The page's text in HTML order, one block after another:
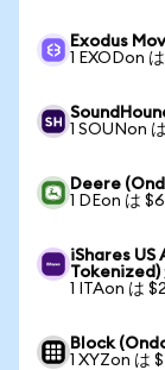
Exodus
1 EXODon
1 SOUNon
Deere
1 DEon は
iShares US
Tokenized)
1 ITAon は
Block
1 XYZon は